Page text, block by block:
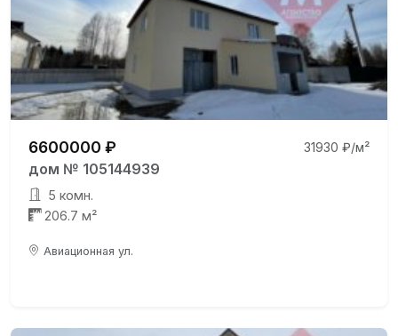
6600000 ₽ 31930 ₽/м²
дом № 105144939
5 комн.
206.7 м²
Авиационная ул.